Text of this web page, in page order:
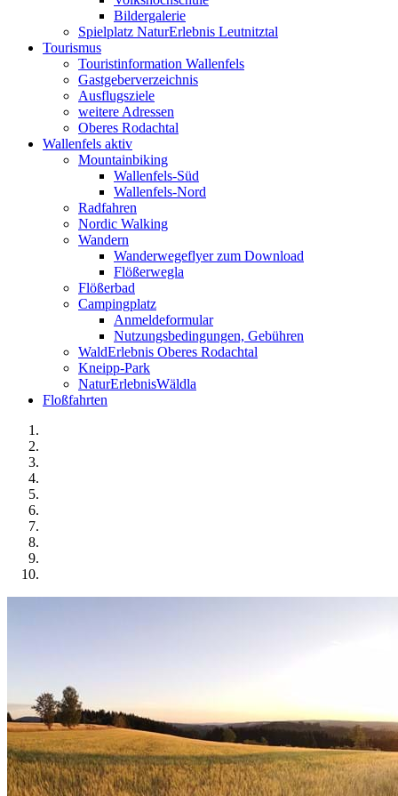
Bildergalerie
Spielplatz NaturErlebnis Leutnitztal
Tourismus
Touristinformation Wallenfels
Gastgeberverzeichnis
Ausflugsziele
weitere Adressen
Oberes Rodachtal
Wallenfels aktiv
Mountainbiking
Wallenfels-Süd
Wallenfels-Nord
Radfahren
Nordic Walking
Wandern
Wanderwegeflyer zum Download
Flößerwegla
Flößerbad
Campingplatz
Anmeldeformular
Nutzungsbedingungen, Gebühren
WaldErlebnis Oberes Rodachtal
Kneipp-Park
NaturErlebnisWäldla
Floßfahrten